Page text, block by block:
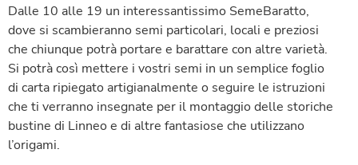
Dalle 10 alle 19 un interessantissimo SemeBaratto,
dove si scambieranno semi particolari, locali e preziosi
che chiunque potrà portare e barattare con altre varietà.
Si potrà così mettere i vostri semi in un semplice foglio
di carta ripiegato artigianalmente o seguire le istruzioni
che ti verranno insegnate per il montaggio delle storiche
bustine di Linneo e di altre fantasiose che utilizzano
l’origami.